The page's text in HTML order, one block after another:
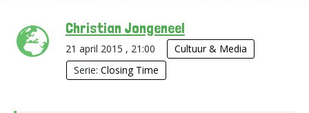
Christian Jongeneel
21 april 2015 , 21:00
Cultuur & Media
Serie: Closing Time